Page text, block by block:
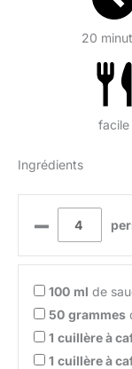
20
facile
Ingrédients
–
100 ml de
50 grammes
1 cuillère à
1 cuillère à